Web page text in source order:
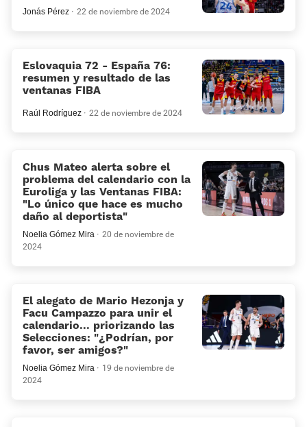
Jonás Pérez 22 de noviembre de 2024
Eslovaquia 72 - España 76:
resumen y resultado de las
ventanas FIBA
Raúl Rodríguez 22 de noviembre de 2024
Chus Mateo alerta sobre el
problema del calendario con la
Euroliga y las Ventanas FIBA:
«Lo único que hace es mucho
daño al deportista»
Noelia Gómez Mira
20 de noviembre de
2024
El alegato de Mario Hezonja y
Facu Campazzo para unir el
calendario... priorizando las
Selecciones: «¿Podrían, por
favor, ser amigos?»
Noelia Gómez Mira
19 de noviembre de
2024